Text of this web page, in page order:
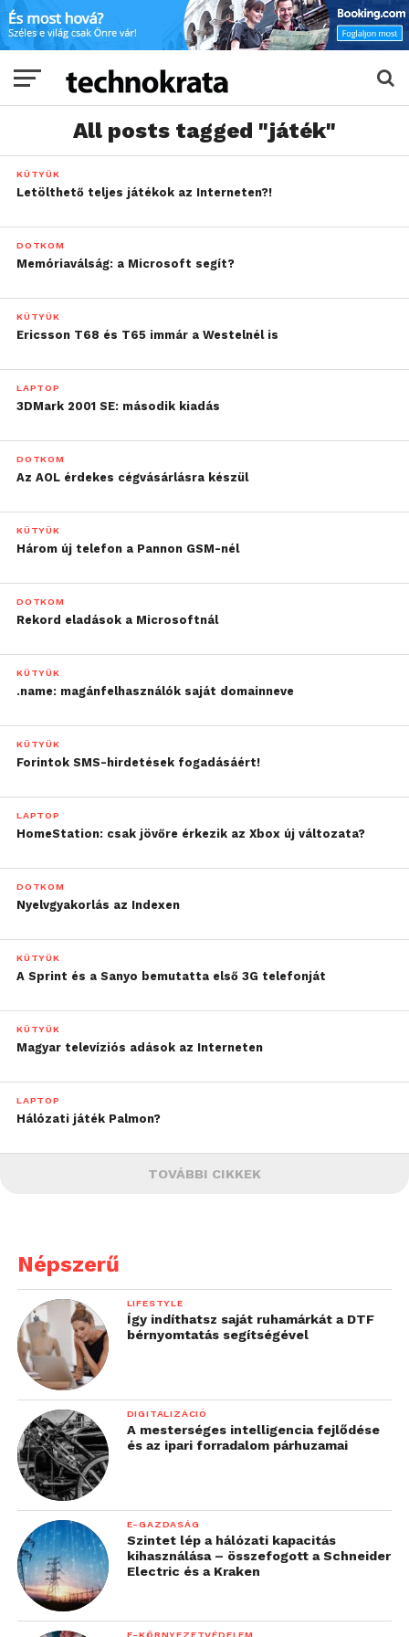
All posts tagged "játék"
KÜTYÜK
Letölthető teljes játékok az Interneten?!
DOTKOM
Memóriaválság: a Microsoft segít?
KÜTYÜK
Ericsson T68 és T65 immár a Westelnél is
LAPTOP
3DMark 2001 SE: második kiadás
DOTKOM
Az AOL érdekes cégvásárlásra készül
KÜTYÜK
Három új telefon a Pannon GSM-nél
DOTKOM
Rekord eladások a Microsoftnál
KÜTYÜK
.name: magánfelhasználók saját domainneve
KÜTYÜK
Forintok SMS-hirdetések fogadásáért!
LAPTOP
HomeStation: csak jövőre érkezik az Xbox új változata?
DOTKOM
Nyelvgyakorlás az Indexen
KÜTYÜK
A Sprint és a Sanyo bemutatta első 3G telefonját
KÜTYÜK
Magyar televíziós adások az Interneten
LAPTOP
Hálózati játék Palmon?
TOVÁBBI CIKKEK
Népszerű
LIFESTYLE
Így indíthatsz saját ruhamárkát a DTF
bérnyomtatás segítségével
DIGITALIZÁCIÓ
A mesterséges intelligencia fejlődése
és az ipari forradalom párhuzamai
E-GAZDASÁG
Szintet lép a hálózati kapacitás
kihasználása – összefogott a Schneider
Electric és a Kraken